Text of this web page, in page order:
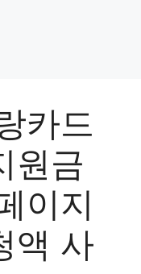
카드
원금
이지
액 사